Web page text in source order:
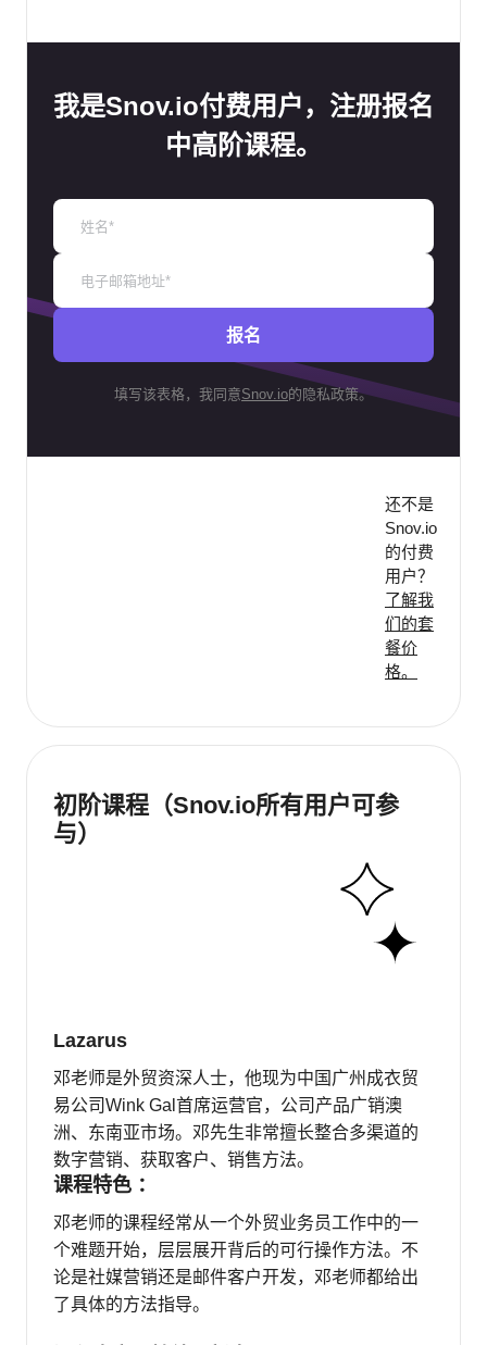
我是Snov.io付费用户，注册报名
中高阶课程。
报名
填写该表格，我同意Snov.io的隐私政策。
还不是
Snov.io
的付费
用户？
了解我
们的套
餐价
格。
初阶课程（Snov.io所有用户可参
与）
Lazarus
邓老师是外贸资深人士，他现为中国广州成衣贸
易公司Wink Gal首席运营官，公司产品广销澳
洲、东南亚市场。邓先生非常擅长整合多渠道的
数字营销、获取客户、销售方法。
课程特色 ：
邓老师的课程经常从一个外贸业务员工作中的一
个难题开始，层层展开背后的可行操作方法。不
论是社媒营销还是邮件客户开发，邓老师都给出
了具体的方法指导。